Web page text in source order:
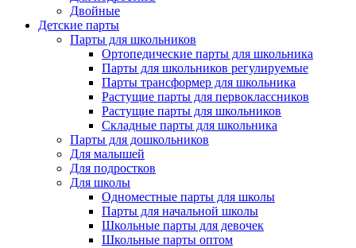
Двойные
Детские парты
Парты для школьников
Ортопедические парты для школьника
Парты для школьников регулируемые
Парты трансформер для школьника
Растущие парты для первоклассников
Растущие парты для школьников
Складные парты для школьника
Парты для дошкольников
Для малышей
Для подростков
Для школы
Одноместные парты для школы
Парты для начальной школы
Школьные парты для девочек
Школьные парты оптом